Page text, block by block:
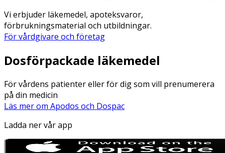
Vi erbjuder läkemedel, apoteksvaror,
förbrukningsmaterial och utbildningar.
För vårdgivare och företag
Dosförpackade läkemedel
För vårdens patienter eller för dig som vill prenumerera
på din medicin
Läs mer om Apodos och Dospac
Ladda ner vår app